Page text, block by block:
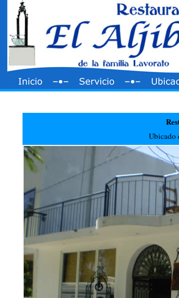
Ubicado